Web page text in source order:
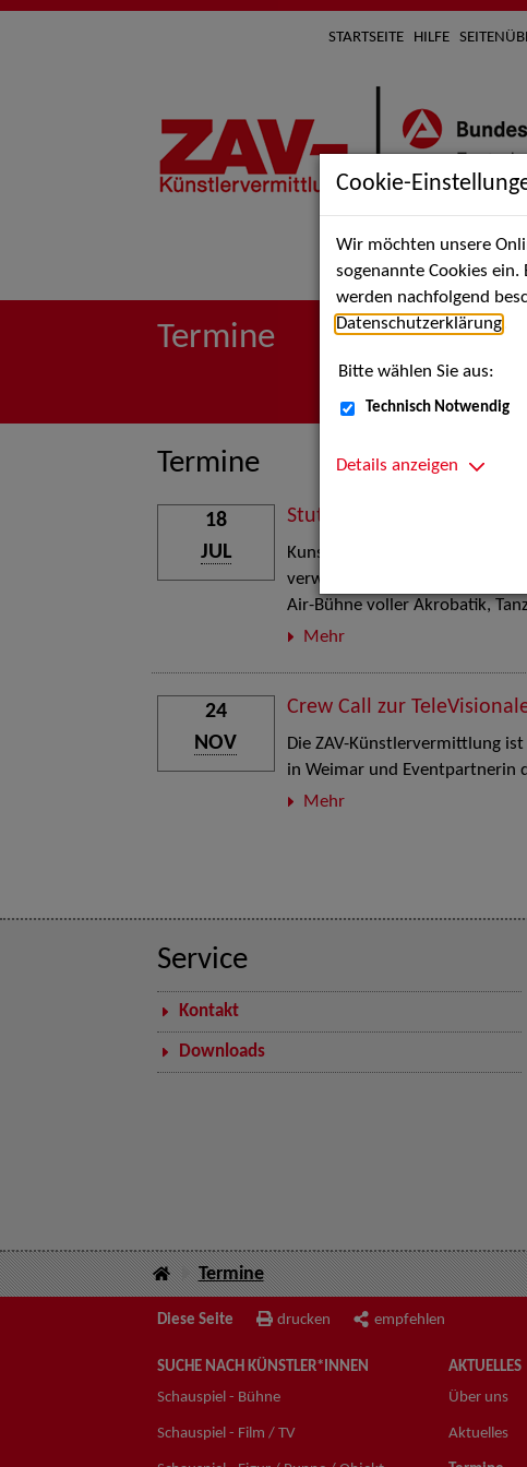
STARTSEITE HILFE
Suche
Termine
Termine
Stuttgart Street Art
Kunst, Live-Acts und Aktionen
verwandelt den Schlossplatz
Air-Bühne voller Akrobatik,
Mehr
18
JUL
Crew Call zur
Die ZAV-Künstlervermittlung
in Weimar und Eventpartnerin
Mehr
24
NOV
Service
Kontakt
Downloads
Termine
Diese Seite drucken empfehlen
SUCHE NACH KÜNSTLER*INNEN
Schauspiel - Bühne
Schauspiel - Film / TV
AKTUELLES
Über uns
Aktuelles
Cookie-
Wir möchten unsere
sogenannte Cookies ein.
werden nachfolgend
Datenschutzerklärung
Bitte wählen Sie aus:
Technisch Notwendig
Details anzeigen